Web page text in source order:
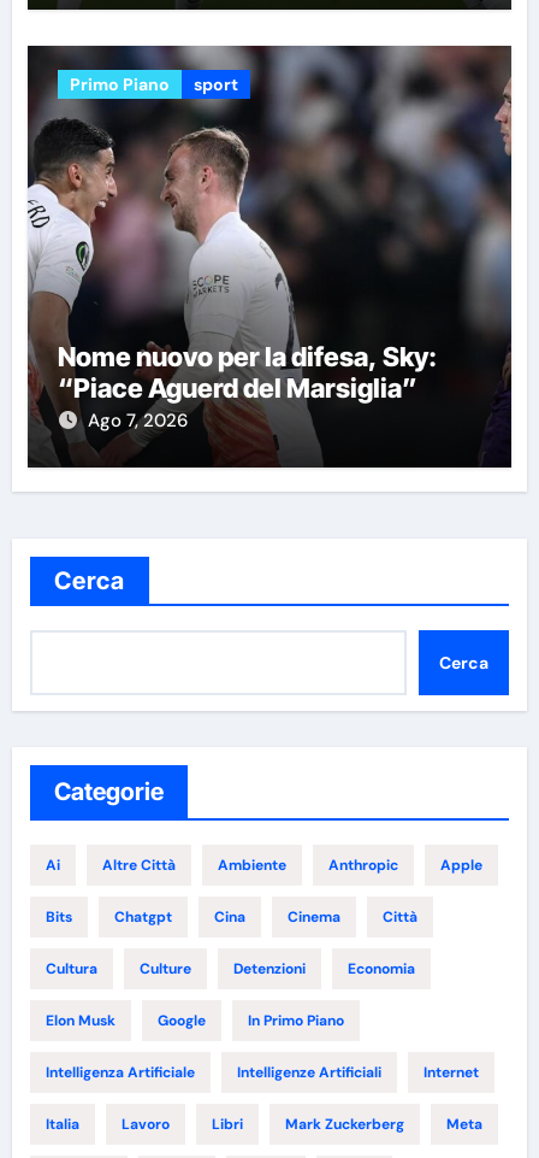
Primo Piano sport
Nome nuovo per la difesa, Sky:
“Piace Aguerd del Marsiglia”
Ago 7, 2026
Cerca
Cerca
Categorie
Ai Altre Città Ambiente Anthropic Apple
Bits Chatgpt Cina Cinema Città
Cultura Culture Detenzioni Economia
Elon Musk Google In Primo Piano
Intelligenza Artificiale Intelligenze Artificiali Internet
Italia Lavoro Libri Mark Zuckerberg Meta